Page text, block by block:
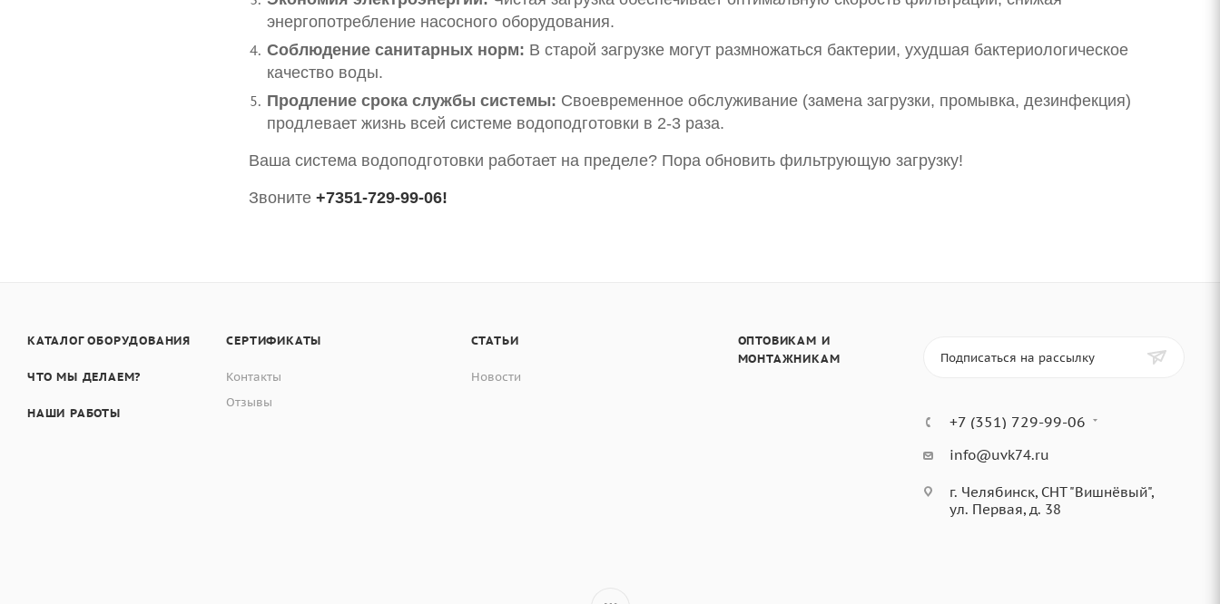
энергопотребление насосного оборудования.
Соблюдение санитарных норм: В старой загрузке могут размножаться бактерии, ухудшая бактериологическое
качество воды.
Продление срока службы системы: Своевременное обслуживание (замена загрузки, промывка, дезинфекция)
продлевает жизнь всей системе водоподготовки в 2-3 раза.
Ваша система водоподготовки работает на пределе? Пора обновить фильтрующую загрузку!
Звоните +7351-729-99-06!
КАТАЛОГ ОБОРУДОВАНИЯ
ЧТО МЫ ДЕЛАЕМ?
НАШИ РАБОТЫ
СЕРТИФИКАТЫ
Контакты
Отзывы
СТАТЬИ
Новости
ОПТОВИКАМ И
МОНТАЖНИКАМ
Подписаться на рассылку
+7 (351) 729-99-06
info@uvk74.ru
г. Челябинск, СНТ "Вишнёвый",
ул. Первая, д. 38